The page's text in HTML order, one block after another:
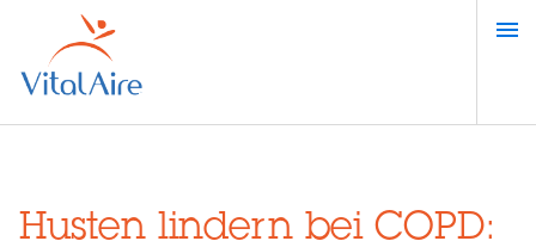
Inhalt
Husten lindern bei COPD: